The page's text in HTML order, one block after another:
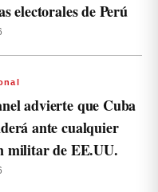
electorales de Perú
advierte que Cuba
ante cualquier
militar de EE.UU.